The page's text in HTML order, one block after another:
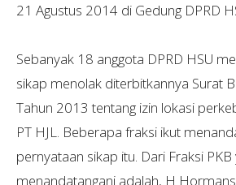
21 Agustus 2014 di Gedung DPRD
Sebanyak 18 anggota DPRD HSU
sikap menolak diterbitkannya Surat
Tahun 2013 tentang izin lokasi
PT HJL. Beberapa fraksi ikut
pernyataan sikap itu. Dari Fraksi PKB
menandatangani adalah, H